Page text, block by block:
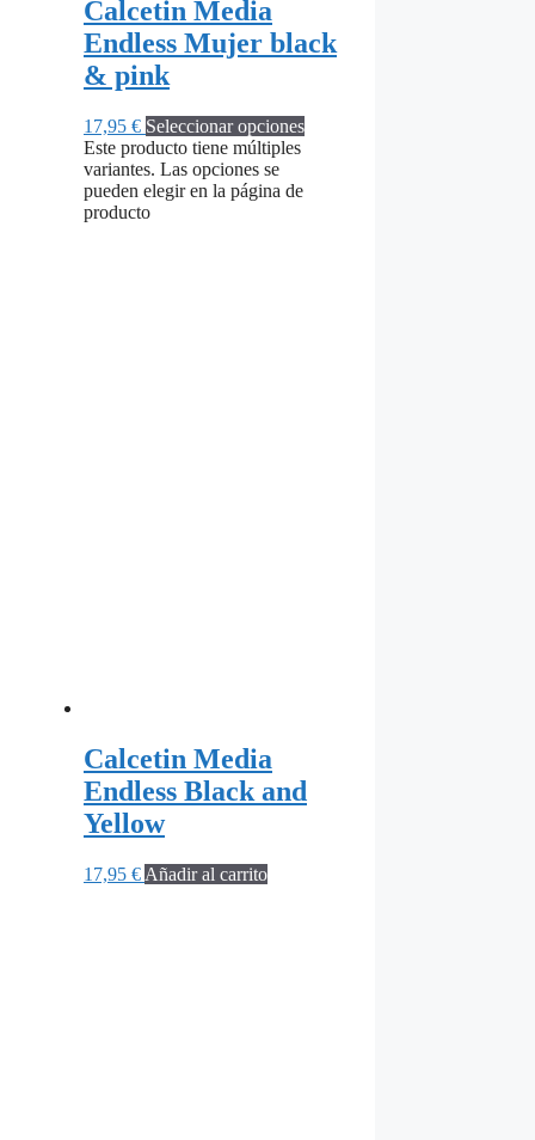
Calcetin Media
Endless Mujer black
& pink
17,95 € Seleccionar opciones
Este producto tiene múltiples
variantes. Las opciones se
pueden elegir en la página de
producto
Calcetin Media
Endless Black and
Yellow
17,95 € Añadir al carrito